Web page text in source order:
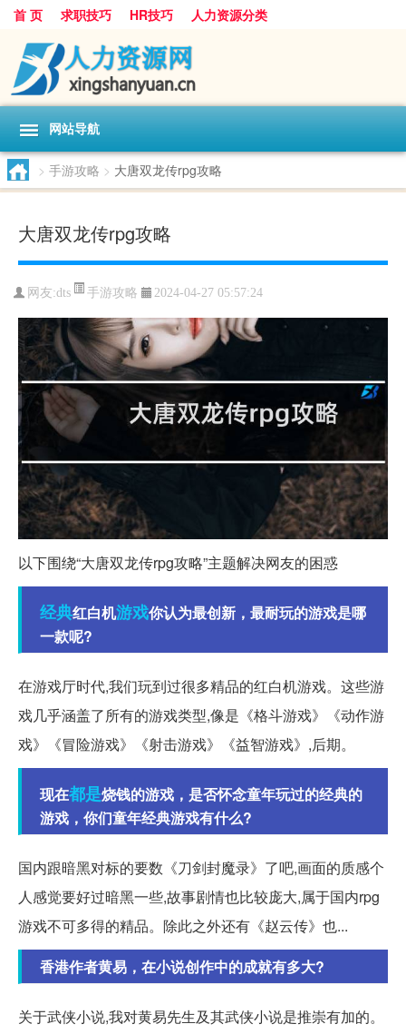
首 页 求职技巧 HR技巧 人力资源分类
网站导航
> 手游攻略 > 大唐双龙传rpg攻略
大唐双龙传rpg攻略
网友:dts 手游攻略 2024-04-27 05:57:24
以下围绕“大唐双龙传rpg攻略”主题解决网友的困惑
经典红白机游戏你认为最创新，最耐玩的游戏是哪
一款呢?
在游戏厅时代,我们玩到过很多精品的红白机游戏。这些游
戏几乎涵盖了所有的游戏类型,像是《格斗游戏》《动作游
戏》《冒险游戏》《射击游戏》《益智游戏》,后期。
现在都是烧钱的游戏，是否怀念童年玩过的经典的
游戏，你们童年经典游戏有什么?
国内跟暗黑对标的要数《刀剑封魔录》了吧,画面的质感个
人感觉要好过暗黑一些,故事剧情也比较庞大,属于国内rpg
游戏不可多得的精品。除此之外还有《赵云传》也...
香港作者黄易，在小说创作中的成就有多大?
关于武侠小说,我对黄易先生及其武侠小说是推崇有加的。